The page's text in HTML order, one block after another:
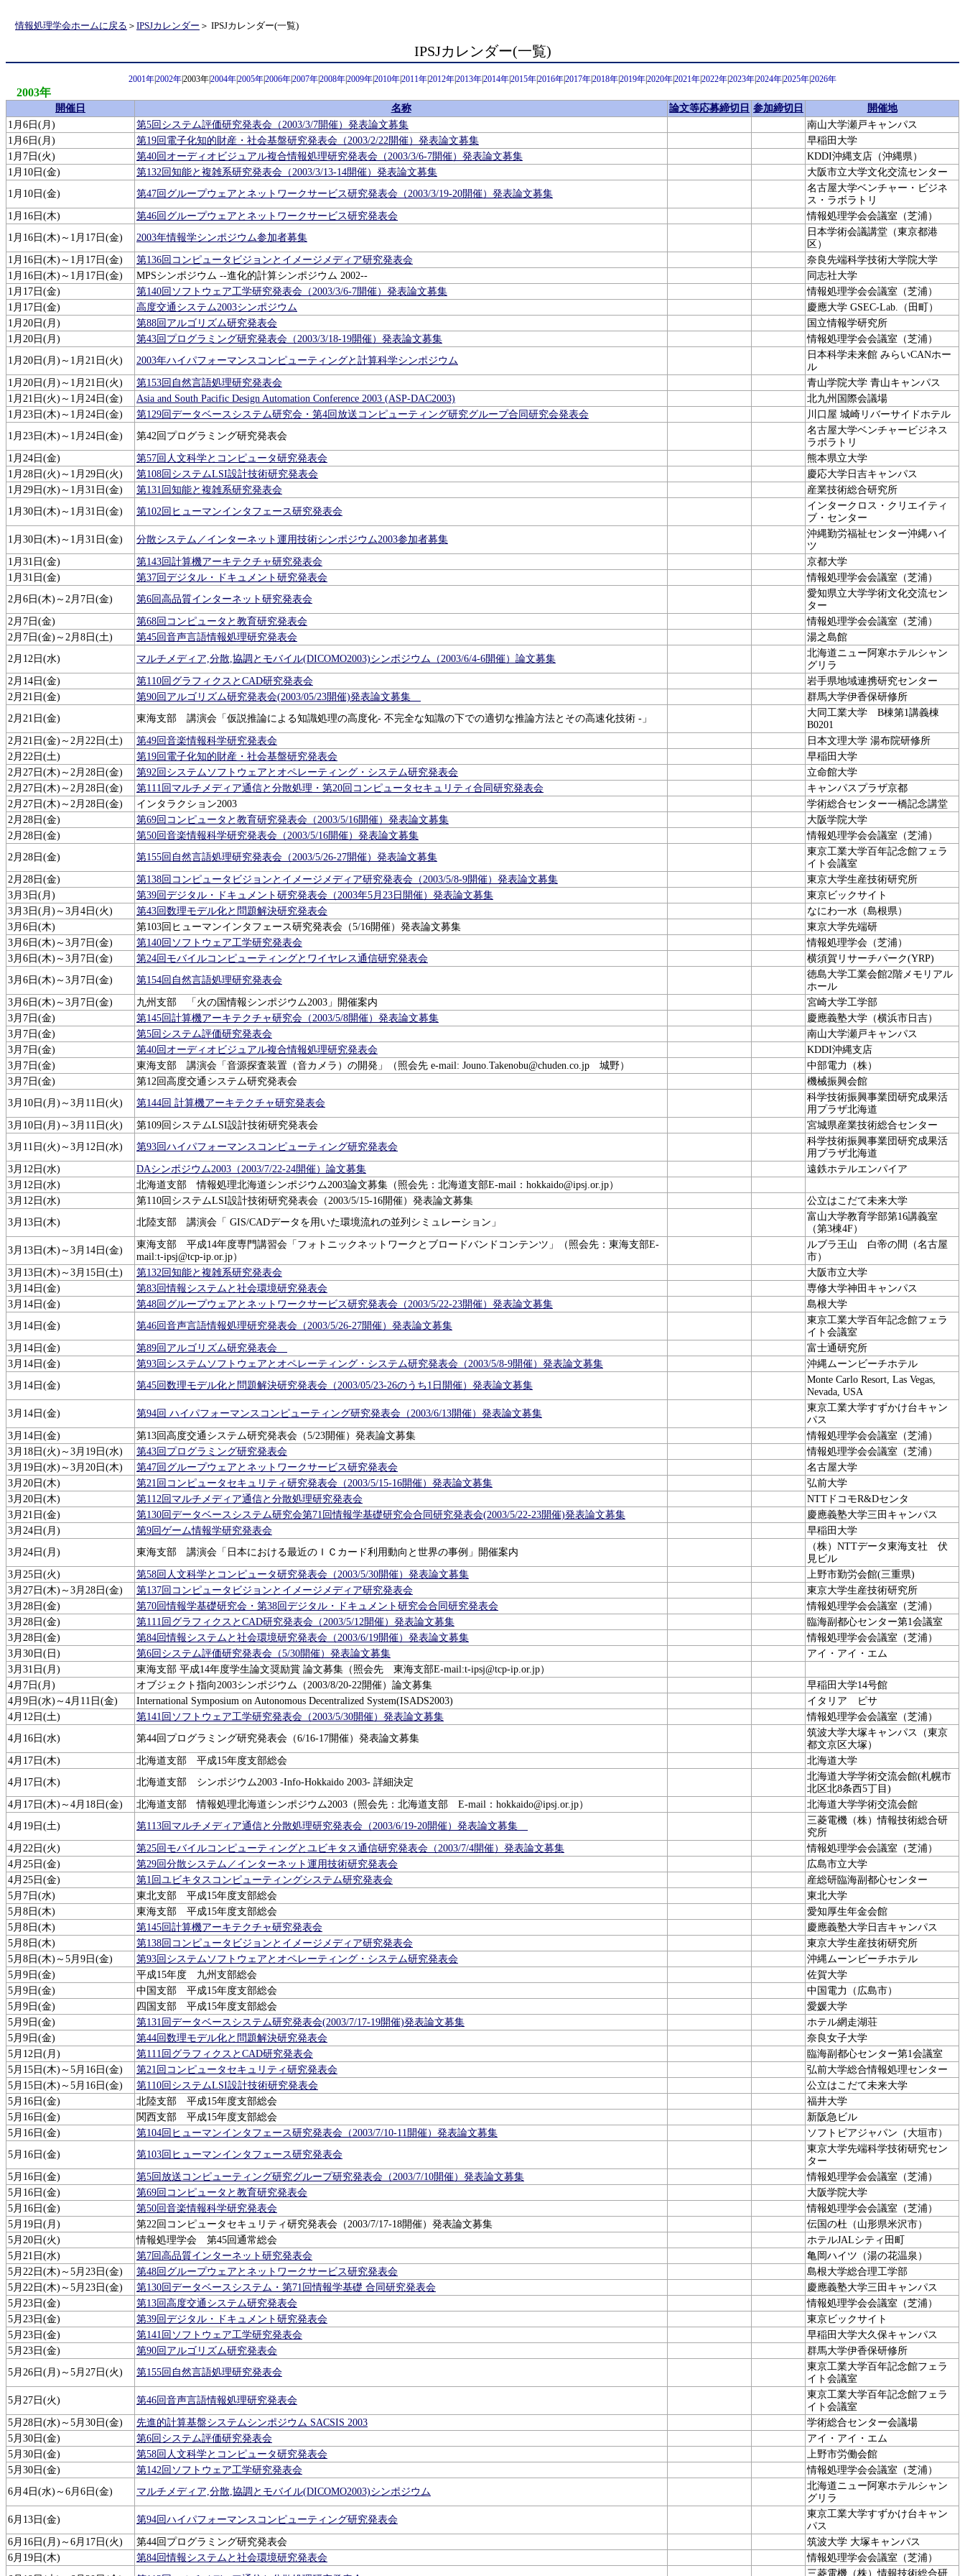
情報処理学会ホームに戻る ＞ IPSJカレンダー ＞ IPSJカレンダー(一覧)
IPSJカレンダー(一覧)
2001年2002年|2003年|2004年2005年2006年2007年2008年2009年2010年2011年2012年2013年2014年2015年2016年2017年2018年2019年2020年2021年2022年2023年2024年2025年2026年
2003年
開催日 名称 論文等応募締切日 参加締切日
開催地
1月6日(月)
第5回システム評価研究発表会（2003/3/7開催）発表論文募集
南山大学瀬戸キャンパス
1月6日(月)
第19回電子化知的財産・社会基盤研究発表会（2003/2/22開催）発表論文募集
早稲田大学
1月7日(火)
第40回オーディオビジュアル複合情報処理研究発表会（2003/3/6-7開催）発表論文募集
KDDI沖縄支店（沖縄県）
1月10日(金)
第132回知能と複雑系研究発表会（2003/3/13-14開催）発表論文募集
大阪市立大学文化交流センター
1月10日(金)
第47回グループウェアとネットワークサービス研究発表会（2003/3/19-20開催）発表論文募集
名古屋大学ベンチャー・ビジネ
ス・ラボラトリ
1月16日(木)
第46回グループウェアとネットワークサービス研究発表会
情報処理学会会議室（芝浦）
1月16日(木)～1月17日(金)
2003年情報学シンポジウム参加者募集
日本学術会議講堂（東京都港
区）
1月16日(木)～1月17日(金)
第136回コンピュータビジョンとイメージメディア研究発表会
奈良先端科学技術大学院大学
1月16日(木)～1月17日(金)
MPSシンポジウム --進化的計算シンポジウム 2002--
同志社大学
1月17日(金)
第140回ソフトウェア工学研究発表会（2003/3/6-7開催）発表論文募集
情報処理学会会議室（芝浦）
1月17日(金)
高度交通システム2003シンポジウム
慶應大学 GSEC-Lab.（田町）
1月20日(月)
第88回アルゴリズム研究発表会
国立情報学研究所
1月20日(月)
第43回プログラミング研究発表会（2003/3/18-19開催）発表論文募集
情報処理学会会議室（芝浦）
1月20日(月)～1月21日(火)
2003年ハイパフォーマンスコンピューティングと計算科学シンポジウム
日本科学未来館 みらいCANホー
ル
1月20日(月)～1月21日(火)
第153回自然言語処理研究発表会
青山学院大学 青山キャンパス
1月21日(火)～1月24日(金)
Asia and South Pacific Design Automation Conference 2003 (ASP-DAC2003)
北九州国際会議場
1月23日(木)～1月24日(金)
第129回データベースシステム研究会・第4回放送コンピューティング研究グループ合同研究会発表会
川口屋 城崎リバーサイドホテル
1月23日(木)～1月24日(金)
第42回プログラミング研究発表会
名古屋大学ベンチャービジネス
ラボラトリ
1月24日(金)
第57回人文科学とコンピュータ研究発表会
熊本県立大学
1月28日(火)～1月29日(火)
第108回システムLSI設計技術研究発表会
慶応大学日吉キャンパス
1月29日(水)～1月31日(金)
第131回知能と複雑系研究発表会
産業技術総合研究所
1月30日(木)～1月31日(金)
第102回ヒューマンインタフェース研究発表会
インタークロス・クリエイティ
ブ・センター
1月30日(木)～1月31日(金)
分散システム／インターネット運用技術シンポジウム2003参加者募集
沖縄勤労福祉センター沖縄ハイ
ツ
1月31日(金)
第143回計算機アーキテクチャ研究発表会
京都大学
1月31日(金)
第37回デジタル・ドキュメント研究発表会
情報処理学会会議室（芝浦）
2月6日(木)～2月7日(金)
第6回高品質インターネット研究発表会
愛知県立大学学術文化交流セン
ター
2月7日(金)
第68回コンピュータと教育研究発表会
情報処理学会会議室（芝浦）
2月7日(金)～2月8日(土)
第45回音声言語情報処理研究発表会
湯之島館
2月12日(水)
マルチメディア,分散,協調とモバイル(DICOMO2003)シンポジウム（2003/6/4-6開催）論文募集
北海道ニュー阿寒ホテルシャン
グリラ
2月14日(金)
第110回グラフィクスとCAD研究発表会
岩手県地域連携研究センター
2月21日(金)
第90回アルゴリズム研究発表会(2003/05/23開催)発表論文募集
群馬大学伊香保研修所
2月21日(金)
東海支部 講演会「仮説推論による知識処理の高度化- 不完全な知識の下での適切な推論方法とその高速化技術 -」
大同工業大学 B棟第1講義棟
B0201
2月21日(金)～2月22日(土)
第49回音楽情報科学研究発表会
日本文理大学 湯布院研修所
2月22日(土)
第19回電子化知的財産・社会基盤研究発表会
早稲田大学
2月27日(木)～2月28日(金)
第92回システムソフトウェアとオペレーティング・システム研究発表会
立命館大学
2月27日(木)～2月28日(金)
第111回マルチメディア通信と分散処理・第20回コンピュータセキュリティ合同研究発表会
キャンパスプラザ京都
2月27日(木)～2月28日(金)
インタラクション2003
学術総合センター一橋記念講堂
2月28日(金)
第69回コンピュータと教育研究発表会（2003/5/16開催）発表論文募集
大阪学院大学
2月28日(金)
第50回音楽情報科学研究発表会（2003/5/16開催）発表論文募集
情報処理学会会議室（芝浦）
2月28日(金)
第155回自然言語処理研究発表会（2003/5/26-27開催）発表論文募集
東京工業大学百年記念館フェラ
イト会議室
2月28日(金)
第138回コンピュータビジョンとイメージメディア研究発表会（2003/5/8-9開催）発表論文募集
東京大学生産技術研究所
3月3日(月)
第39回デジタル・ドキュメント研究発表会（2003年5月23日開催）発表論文募集
東京ビックサイト
3月3日(月)～3月4日(火)
第43回数理モデル化と問題解決研究発表会
なにわ一水（島根県）
3月6日(木)
第103回ヒューマンインタフェース研究発表会（5/16開催）発表論文募集
東京大学先端研
3月6日(木)～3月7日(金)
第140回ソフトウェア工学研究発表会
情報処理学会（芝浦）
3月6日(木)～3月7日(金)
第24回モバイルコンピューティングとワイヤレス通信研究発表会
横須賀リサーチパーク(YRP)
3月6日(木)～3月7日(金)
第154回自然言語処理研究発表会
徳島大学工業会館2階メモリアル
ホール
3月6日(木)～3月7日(金)
九州支部 「火の国情報シンポジウム2003」開催案内
宮崎大学工学部
3月7日(金)
第145回計算機アーキテクチャ研究会（2003/5/8開催）発表論文募集
慶應義塾大学（横浜市日吉）
3月7日(金)
第5回システム評価研究発表会
南山大学瀬戸キャンパス
3月7日(金)
第40回オーディオビジュアル複合情報処理研究発表会
KDDI沖縄支店
3月7日(金)
東海支部 講演会「音源探査装置（音カメラ）の開発」（照会先 e-mail: Jouno.Takenobu@chuden.co.jp 城野）
中部電力（株）
3月7日(金)
第12回高度交通システム研究発表会
機械振興会館
3月10日(月)～3月11日(火)
第144回 計算機アーキテクチャ研究発表会
科学技術振興事業団研究成果活
用プラザ北海道
3月10日(月)～3月11日(火)
第109回システムLSI設計技術研究発表会
宮城県産業技術総合センター
3月11日(火)～3月12日(水)
第93回ハイパフォーマンスコンピューティング研究発表会
科学技術振興事業団研究成果活
用プラザ北海道
3月12日(水)
DAシンポジウム2003（2003/7/22-24開催）論文募集
遠鉄ホテルエンパイア
3月12日(水)
北海道支部 情報処理北海道シンポジウム2003論文募集（照会先：北海道支部E-mail：hokkaido@ipsj.or.jp）
3月12日(水)
第110回システムLSI設計技術研究発表会（2003/5/15-16開催）発表論文募集
公立はこだて未来大学
3月13日(木)
北陸支部 講演会「 GIS/CADデータを用いた環境流れの並列シミュレーション」
富山大学教育学部第16講義室
（第3棟4F）
3月13日(木)～3月14日(金)
東海支部 平成14年度専門講習会「フォトニックネットワークとブロードバンドコンテンツ」（照会先：東海支部E-
mail:t-ipsj@tcp-ip.or.jp）
ルブラ王山 白帝の間（名古屋
市）
3月13日(木)～3月15日(土)
第132回知能と複雑系研究発表会
大阪市立大学
3月14日(金)
第83回情報システムと社会環境研究発表会
専修大学神田キャンパス
3月14日(金)
第48回グループウェアとネットワークサービス研究発表会（2003/5/22-23開催）発表論文募集
島根大学
3月14日(金)
第46回音声言語情報処理研究発表会（2003/5/26-27開催）発表論文募集
東京工業大学百年記念館フェラ
イト会議室
3月14日(金)
第89回アルゴリズム研究発表会
富士通研究所
3月14日(金)
第93回システムソフトウェアとオペレーティング・システム研究発表会（2003/5/8-9開催）発表論文募集
沖縄ムーンビーチホテル
3月14日(金)
第45回数理モデル化と問題解決研究発表会（2003/05/23-26のうち1日開催）発表論文募集
Monte Carlo Resort, Las Vegas,
Nevada, USA
3月14日(金)
第94回 ハイパフォーマンスコンピューティング研究発表会（2003/6/13開催）発表論文募集
東京工業大学すずかけ台キャン
パス
3月14日(金)
第13回高度交通システム研究発表会（5/23開催）発表論文募集
情報処理学会会議室（芝浦）
3月18日(火)～3月19日(水)
第43回プログラミング研究発表会
情報処理学会会議室（芝浦）
3月19日(水)～3月20日(木)
第47回グループウェアとネットワークサービス研究発表会
名古屋大学
3月20日(木)
第21回コンピュータセキュリティ研究発表会（2003/5/15-16開催）発表論文募集
弘前大学
3月20日(木)
第112回マルチメディア通信と分散処理研究発表会
NTTドコモR&Dセンタ
3月21日(金)
第130回データベースシステム研究会第71回情報学基礎研究会合同研究発表会(2003/5/22-23開催)発表論文募集
慶應義塾大学三田キャンパス
3月24日(月)
第9回ゲーム情報学研究発表会
早稲田大学
3月24日(月)
東海支部 講演会「日本における最近のＩＣカード利用動向と世界の事例」開催案内
（株）NTTデータ東海支社 伏
見ビル
3月25日(火)
第58回人文科学とコンピュータ研究発表会（2003/5/30開催）発表論文募集
上野市勤労会館(三重県)
3月27日(木)～3月28日(金)
第137回コンピュータビジョンとイメージメディア研究発表会
東京大学生産技術研究所
3月28日(金)
第70回情報学基礎研究会・第38回デジタル・ドキュメント研究会合同研究発表会
情報処理学会会議室（芝浦）
3月28日(金)
第111回グラフィクスとCAD研究発表会（2003/5/12開催）発表論文募集
臨海副都心センター第1会議室
3月28日(金)
第84回情報システムと社会環境研究発表会（2003/6/19開催）発表論文募集
情報処理学会会議室（芝浦）
3月30日(日)
第6回システム評価研究発表会（5/30開催）発表論文募集
アイ・アイ・エム
3月31日(月)
東海支部 平成14年度学生論文奨励賞 論文募集（照会先 東海支部E-mail:t-ipsj@tcp-ip.or.jp）
4月7日(月)
オブジェクト指向2003シンポジウム（2003/8/20-22開催）論文募集
早稲田大学14号館
4月9日(水)～4月11日(金)
International Symposium on Autonomous Decentralized System(ISADS2003)
イタリア ピサ
4月12日(土)
第141回ソフトウェア工学研究発表会（2003/5/30開催）発表論文募集
情報処理学会会議室（芝浦）
4月16日(水)
第44回プログラミング研究発表会（6/16-17開催）発表論文募集
筑波大学大塚キャンパス（東京
都文京区大塚）
4月17日(木)
北海道支部 平成15年度支部総会
北海道大学
4月17日(木)
北海道支部 シンポジウム2003 -Info-Hokkaido 2003- 詳細決定
北海道大学学術交流会館(札幌市
北区北8条西5丁目)
4月17日(木)～4月18日(金)
北海道支部 情報処理北海道シンポジウム2003（照会先：北海道支部 E-mail：hokkaido@ipsj.or.jp）
北海道大学学術交流会館
4月19日(土)
第113回マルチメディア通信と分散処理研究発表会（2003/6/19-20開催）発表論文募集
三菱電機（株）情報技術総合研
究所
4月22日(火)
第25回モバイルコンピューティングとユビキタス通信研究発表会（2003/7/4開催）発表論文募集
情報処理学会会議室（芝浦）
4月25日(金)
第29回分散システム／インターネット運用技術研究発表会
広島市立大学
4月25日(金)
第1回ユビキタスコンピューティングシステム研究発表会
産総研臨海副都心センター
5月7日(水)
東北支部 平成15年度支部総会
東北大学
5月8日(木)
東海支部 平成15年度支部総会
愛知厚生年金会館
5月8日(木)
第145回計算機アーキテクチャ研究発表会
慶應義塾大学日吉キャンパス
5月8日(木)
第138回コンピュータビジョンとイメージメディア研究発表会
東京大学生産技術研究所
5月8日(木)～5月9日(金)
第93回システムソフトウェアとオペレーティング・システム研究発表会
沖縄ムーンビーチホテル
5月9日(金)
平成15年度 九州支部総会
佐賀大学
5月9日(金)
中国支部 平成15年度支部総会
中国電力（広島市）
5月9日(金)
四国支部 平成15年度支部総会
愛媛大学
5月9日(金)
第131回データベースシステム研究発表会(2003/7/17-19開催)発表論文募集
ホテル網走湖荘
5月9日(金)
第44回数理モデル化と問題解決研究発表会
奈良女子大学
5月12日(月)
第111回グラフィクスとCAD研究発表会
臨海副都心センター第1会議室
5月15日(木)～5月16日(金)
第21回コンピュータセキュリティ研究発表会
弘前大学総合情報処理センター
5月15日(木)～5月16日(金)
第110回システムLSI設計技術研究発表会
公立はこだて未来大学
5月16日(金)
北陸支部 平成15年度支部総会
福井大学
5月16日(金)
関西支部 平成15年度支部総会
新阪急ビル
5月16日(金)
第104回ヒューマンインタフェース研究発表会（2003/7/10-11開催）発表論文募集
ソフトピアジャパン（大垣市）
5月16日(金)
第103回ヒューマンインタフェース研究発表会
東京大学先端科学技術研究セン
ター
5月16日(金)
第5回放送コンピューティング研究グループ研究発表会（2003/7/10開催）発表論文募集
情報処理学会会議室（芝浦）
5月16日(金)
第69回コンピュータと教育研究発表会
大阪学院大学
5月16日(金)
第50回音楽情報科学研究発表会
情報処理学会会議室（芝浦）
5月19日(月)
第22回コンピュータセキュリティ研究発表会（2003/7/17-18開催）発表論文募集
伝国の杜（山形県米沢市）
5月20日(火)
情報処理学会 第45回通常総会
ホテルJALシティ田町
5月21日(水)
第7回高品質インターネット研究発表会
亀岡ハイツ（湯の花温泉）
5月22日(木)～5月23日(金)
第48回グループウェアとネットワークサービス研究発表会
島根大学総合理工学部
5月22日(木)～5月23日(金)
第130回データベースシステム・第71回情報学基礎 合同研究発表会
慶應義塾大学三田キャンパス
5月23日(金)
第13回高度交通システム研究発表会
情報処理学会会議室（芝浦）
5月23日(金)
第39回デジタル・ドキュメント研究発表会
東京ビックサイト
5月23日(金)
第141回ソフトウェア工学研究発表会
早稲田大学大久保キャンパス
5月23日(金)
第90回アルゴリズム研究発表会
群馬大学伊香保研修所
5月26日(月)～5月27日(火)
第155回自然言語処理研究発表会
東京工業大学百年記念館フェラ
イト会議室
5月27日(火)
第46回音声言語情報処理研究発表会
東京工業大学百年記念館フェラ
イト会議室
5月28日(水)～5月30日(金)
先進的計算基盤システムシンポジウム SACSIS 2003
学術総合センター会議場
5月30日(金)
第6回システム評価研究発表会
アイ・アイ・エム
5月30日(金)
第58回人文科学とコンピュータ研究発表会
上野市労働会館
5月30日(金)
第142回ソフトウェア工学研究発表会
情報処理学会会議室（芝浦）
6月4日(水)～6月6日(金)
マルチメディア,分散,協調とモバイル(DICOMO2003)シンポジウム
北海道ニュー阿寒ホテルシャン
グリラ
6月13日(金)
第94回ハイパフォーマンスコンピューティング研究発表会
東京工業大学すずかけ台キャン
パス
6月16日(月)～6月17日(火)
第44回プログラミング研究発表会
筑波大学 大塚キャンパス
6月19日(木)
第84回情報システムと社会環境研究発表会
情報処理学会会議室（芝浦）
三菱電機（株）情報技術総合研